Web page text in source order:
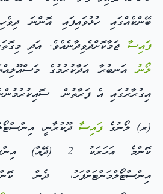
ބޭންކެއްގައި ހުޅުވައިފައި އޮންނަ
ފައިސާޖަމާކޮށްދެވިދާނެއެވެ. އަދި
ލޯނުއަނބުރާ އަދާކުރުމުގެ
އިގުރާރުގައި އެ ފަރާތުން
(ރ) ލޯނުގެފައިސާ ދޫކުރާނީ،
ކޮންމެ އަހަރަކު 2
އިންސްޓޯލްމަންޓަށްފަހު، ދެން